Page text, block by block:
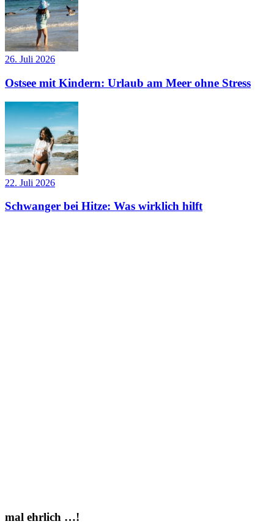
26. Juli 2026
Ostsee mit Kindern: Urlaub am Meer ohne Stress
22. Juli 2026
Schwanger bei Hitze: Was wirklich hilft
mal ehrlich …!